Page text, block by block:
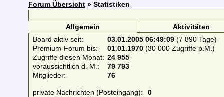
Forum Übersicht» Statistiken
Allgemein
Aktivitäten
Board aktiv seit:
03.01.2005 06:49:09(7 890 Tage)
Premium-Forum bis:
01.01.1970(30 000 Zugriffe p.M.)
Zugriffe diesen Monat: 24 955
voraussichtlich d. M.:
79 793
Mitglieder:
76
private Nachrichten (Posteingang):
0